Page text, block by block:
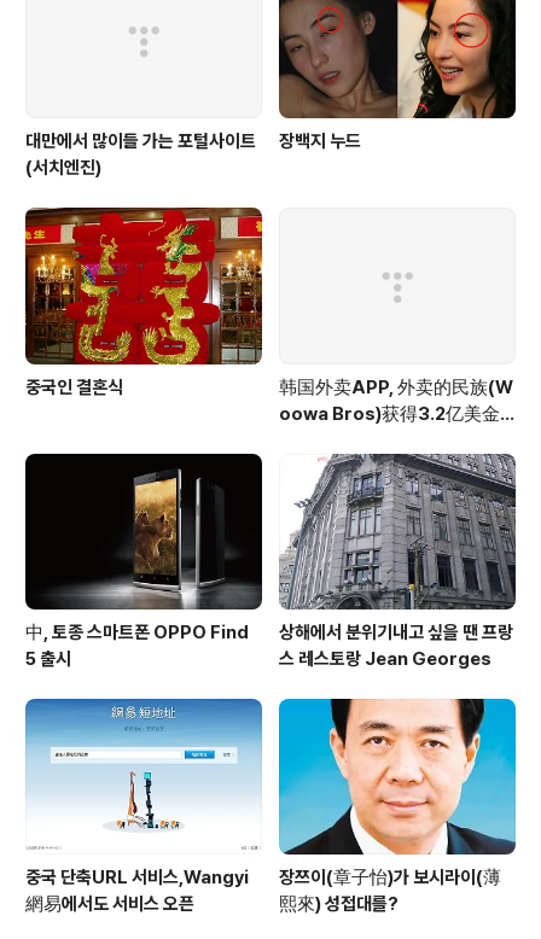
선택하면 세계 여러 지역군으로 나뉘어져있습니다 저는 아
시아>대만을 선택해봤습니다 그리고 ..
대만에서 많이들 가는 포털사이트
(서치엔진)
장백지 누드
중국인 결혼식
韩国外卖APP, 外卖的民族(W
oowa Bros)获得3.2亿美金
中, 토종 스마트폰 OPPO Find
5 출시
상해에서 분위기내고 싶을 땐 프랑
스 레스토랑 Jean Georges
중국 단축URL 서비스,Wangyi
網易에서도 서비스 오픈
장쯔이(章子怡)가 보시라이(薄
熙來) 성접대를?